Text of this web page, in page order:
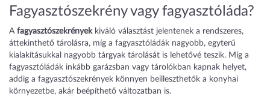
Fagyasztószekrény vagy fagyasztóláda?
A fagyasztószekrényekkiváló választást jelentenek a rendszeres,
áttekinthető tárolásra, míg a fagyasztóládák nagyobb, egyterű
kialakításukkal nagyobb tárgyak tárolását is lehetővé teszik. Míg a
fagyasztóládák inkább garázsban vagy tárolókban kapnak helyet,
addig a fagyasztószekrények könnyen beilleszthetők a konyhai
környezetbe, akár beépíthető változatban is.